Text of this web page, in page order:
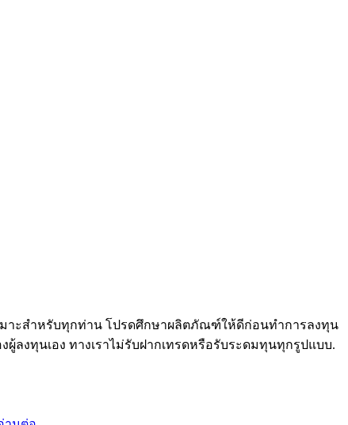
หมาะสำหรับทุกท่าน โปรดศึกษาผลิตภัณฑ์ให้ดีก่อนทำการลงทุน
ลงทุนเอง ทางเราไม่รับฝากเทรดหรือรับระดมทุนทุกรูปแบบ.